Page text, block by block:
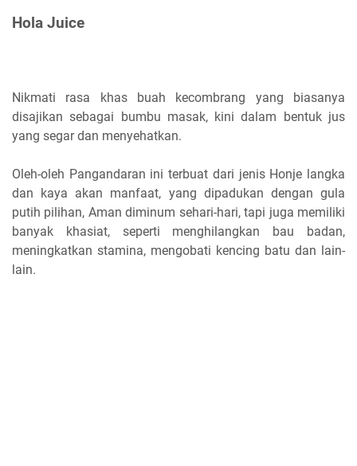
Hola Juice
Nikmati rasa khas buah kecombrang yang biasanya
disajikan sebagai bumbu masak, kini dalam bentuk jus
yang segar dan menyehatkan.
Oleh-oleh Pangandaran ini terbuat dari jenis Honje langka
dan kaya akan manfaat, yang dipadukan dengan gula
putih pilihan, Aman diminum sehari-hari, tapi juga memiliki
banyak khasiat, seperti menghilangkan bau badan,
meningkatkan stamina, mengobati kencing batu dan lain-
lain.